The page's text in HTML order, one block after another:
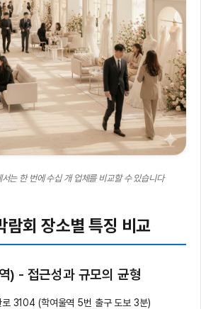
는 한 번에 수십 개 업체를 비교할 수 있습니다
람회 장소별 특징 비교
) - 접근성과 규모의 균형
로 3104 (학여울역 5번 출구 도보 3분)